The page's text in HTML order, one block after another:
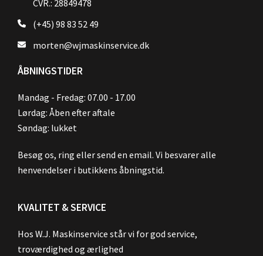
CVR.: 28849478
(+45) 98 83 52 49
morten@wjmaskinservice.dk
ÅBNINGSTIDER
Mandag - Fredag: 07.00 - 17.00
Lørdag: Åben efter aftale
Søndag: lukket
Besøg os, ring eller send en email. Vi besvarer alle
henvendelser i butikkens åbningstid.
KVALITET & SERVICE
Hos W.J. Maskinservice står vi for god service,
troværdighed og ærlighed